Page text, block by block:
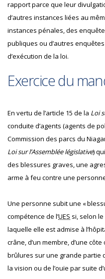
rapport parce que leur
d’autres instances liées au
instances pénales, des
publiques ou d’autres
d’exécution de la loi.
Exercice du
En vertu de l’article 15 de la Loi
conduite d’agents (agents de
Commission des parcs du
Loi sur l’Assemblée législative)
des blessures graves, une
arme à feu contre une
Une personne subit une «
compétence de l’UES si, selon
laquelle elle est admise à
crâne, d’un membre, d’une
brûlures sur une grande partie
la vision ou de l’ouïe par suite